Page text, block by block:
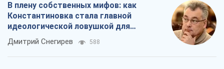
В плену собственных мифов: как
Константиновка стала главной
идеологической ловушкой для
российских оккупантов
Дмитрий Снегирев 588